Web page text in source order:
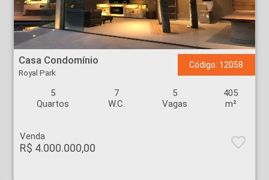
Casa Condomínio - Royal Park - Ribeirão Preto
Casa Condomínio
Royal Park
Código: 12058
5
Quartos
7
W.C.
5
Vagas
405
m²
Venda
R$ 4.000.000,00